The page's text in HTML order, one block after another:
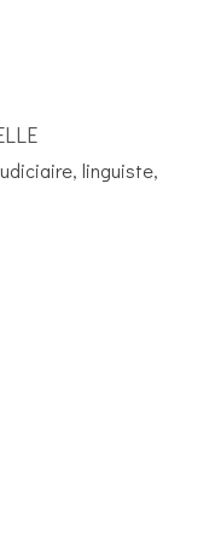
linguiste,